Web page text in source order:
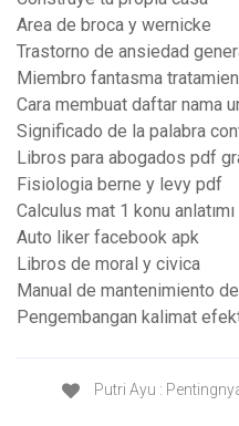
Area de broca y wernicke
Trastorno de ansiedad
Miembro fantasma
Cara membuat daftar nama
Significado de la palabra
Libros para abogados pdf
Fisiologia berne y levy pdf
Calculus mat 1 konu anlatımı
Auto liker facebook apk
Libros de moral y civica
Manual de mantenimiento
Pengembangan kalimat
Putri Ayu :